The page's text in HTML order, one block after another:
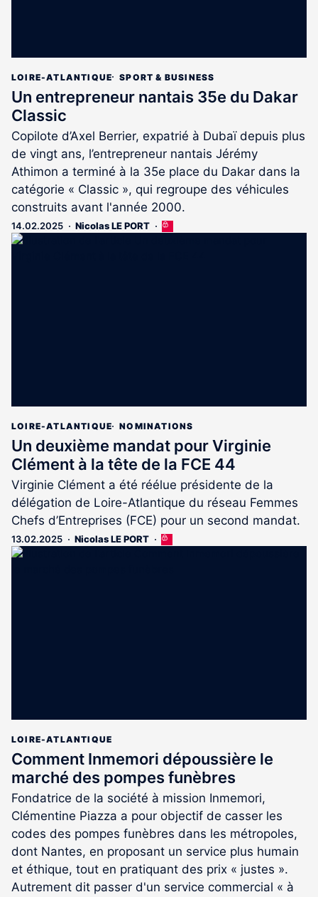
LOIRE-ATLANTIQUE SPORT & BUSINESS
Un entrepreneur nantais 35e du Dakar
Classic
Copilote d’Axel Berrier, expatrié à Dubaï depuis plus
de vingt ans, l’entrepreneur nantais Jérémy
Athimon a terminé à la 35e place du Dakar dans la
catégorie « Classic », qui regroupe des véhicules
construits avant l'année 2000.
14.02.2025 Nicolas LE PORT
Cet
LOIRE-ATLANTIQUE NOMINATIONS
Un deuxième mandat pour Virginie
Clément à la tête de la FCE 44
Virginie Clément a été réélue présidente de la
délégation de Loire-Atlantique du réseau Femmes
Chefs d’Entreprises (FCE) pour un second mandat.
13.02.2025 Nicolas LE PORT
Cet
LOIRE-ATLANTIQUE
Comment Inmemori dépoussière le
marché des pompes funèbres
Fondatrice de la société à mission Inmemori,
Clémentine Piazza a pour objectif de casser les
codes des pompes funèbres dans les métropoles,
dont Nantes, en proposant un service plus humain
et éthique, tout en pratiquant des prix « justes ».
Autrement dit passer d'un service commercial « à